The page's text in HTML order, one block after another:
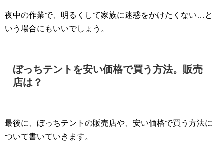
夜中の作業で、明るくして家族に迷惑をかけたくない…と
いう場合にもいいでしょう。
ぼっちテントを安い価格で買う方法。販売
店は？
最後に、ぼっちテントの販売店や、安い価格で買う方法に
ついて書いていきます。